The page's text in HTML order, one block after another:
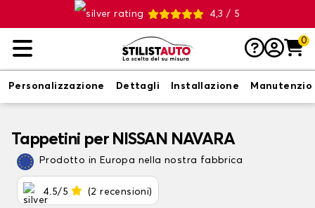
4,3 / 5
0
Personalizzazione Dettagli Installazione
Tappetini per NISSAN NAVARA
Prodotto in Europa nella nostra fabbrica
4.5/5 (2 recensioni)